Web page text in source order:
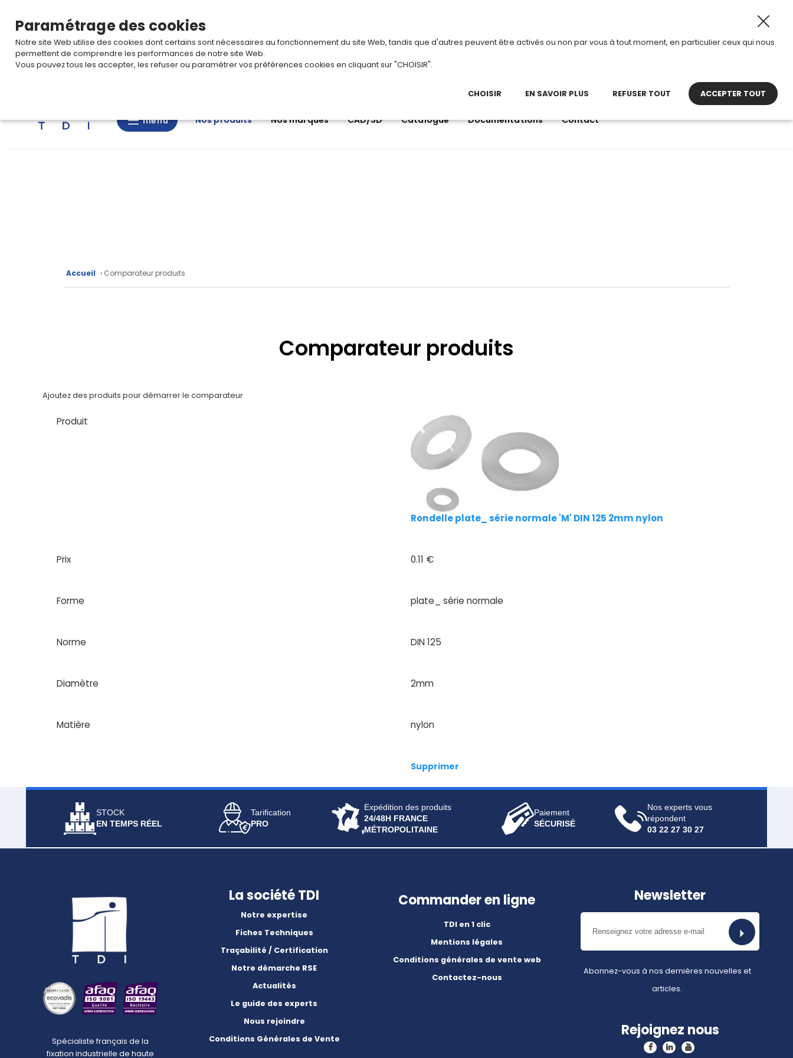
Du 3 au 28 août 2026, TDI passe en mode été. Horaires
techniques
Mon
menu
menu Nos produits Nos marques CAD/3D Catalogue Documentations Contact
Accueil › Comparateur produits
Comparateur produits
Ajoutez des produits pour démarrer le comparateur
Produit
Rondelle plate_ série normale 'M' DIN 125 2mm nylon
Prix 0.11 €
Forme plate_ série normale
Norme DIN 125
Diamètre 2mm
Matière nylon
Supprimer
STOCK
EN TEMPS RÉEL
Tarification
PRO
Expédition des produits
24/48H FRANCE
MÉTROPOLITAINE
Paiement
SÉCURISÉ
Nos experts vous
répondent
03 22 27 30 27
Spécialiste français de la
fixation industrielle de haute
La société TDI
Notre expertise
Fiches Techniques
Traçabilité / Certification
Notre démarche RSE
Actualités
Le guide des experts
Nous rejoindre
Conditions Générales de Vente
Commander en ligne
TDI en 1 clic
Mentions légales
Conditions générales de vente web
Contactez-nous
Newsletter
Abonnez-vous à nos dernières nouvelles et
articles.
Rejoignez nous
Paramétrage des cookies
Notre site Web utilise des cookies dont certains sont nécessaires au fonctionnement du site Web, tandis que d'autres peuvent être activés ou non par vous à tout moment, en particulier ceux qui nous
permettent de comprendre les performances de notre site Web.
Vous pouvez tous les accepter, les refuser ou paramétrer vos préférences cookies en cliquant sur "CHOISIR".
CHOISIR EN SAVOIR PLUS REFUSER TOUT ACCEPTER TOUT